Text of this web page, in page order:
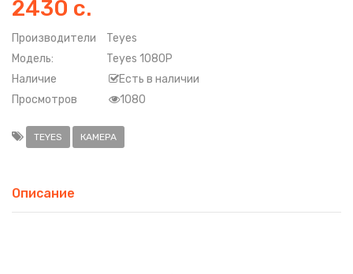
2430 с.
Производители
Teyes
Модель:
Teyes 1080P
Наличие
Есть в наличии
Просмотров
1080
TEYES КАМЕРА
Описание